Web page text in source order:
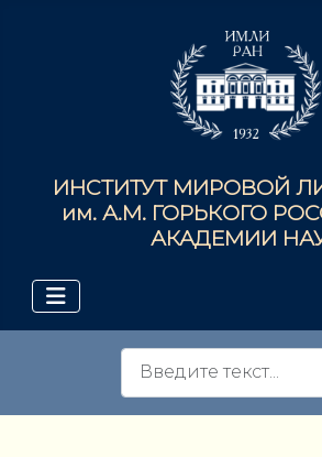
ИНСТИТУТ МИРОВОЙ
им. А.М. ГОРЬКОГО
АКАДЕМИИ